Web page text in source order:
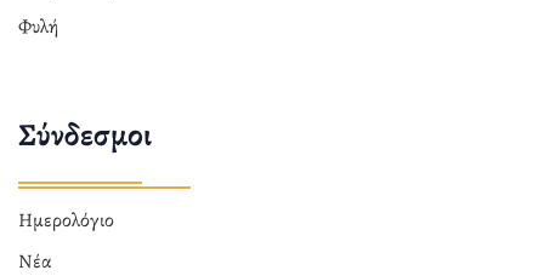
Φυλή
Σύνδεσμοι
Ημερολόγιο
Νέα